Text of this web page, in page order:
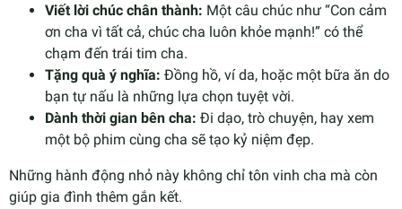
Viết lời chúc chân thành: Một câu chúc như “Con cảm
ơn cha vì tất cả, chúc cha luôn khỏe mạnh!” có thể
chạm đến trái tim cha.
Tặng quà ý nghĩa: Đồng hồ, ví da, hoặc một bữa ăn do
bạn tự nấu là những lựa chọn tuyệt vời.
Dành thời gian bên cha: Đi dạo, trò chuyện, hay xem
một bộ phim cùng cha sẽ tạo kỷ niệm đẹp.
Những hành động nhỏ này không chỉ tôn vinh cha mà còn
giúp gia đình thêm gắn kết.